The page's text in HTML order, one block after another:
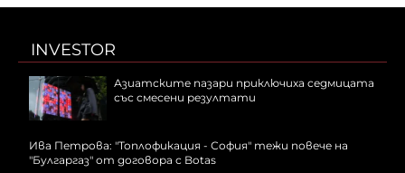
INVESTOR
Азиатските пазари приключиха седмицата
със смесени резултати
Ива Петрова: "Топлофикация - София" тежи повече на
"Булгаргаз" от договора с Botas